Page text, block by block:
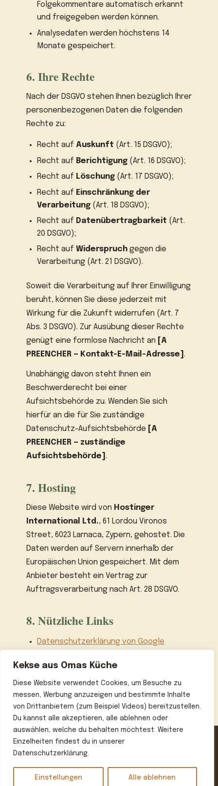
Kekse aus Omas Küche
Diese Website verwendet Cookies, um Besuche zu
messen, Werbung anzuzeigen und bestimmte Inhalte
von Drittanbietern (zum Beispiel Videos) bereitzustellen.
Du kannst alle akzeptieren, alle ablehnen oder
auswählen, welche du behalten möchtest. Weitere
Einzelheiten findest du in unserer
Datenschutzerklärung.
Einstellungen Alle ablehnen
Folgekommentare automatisch erkannt
und freigegeben werden können.
Analysedaten werden höchstens 14
Monate gespeichert.
6. Ihre Rechte
Nach der DSGVO stehen Ihnen bezüglich Ihrer
personenbezogenen Daten die folgenden
Rechte zu:
Recht auf Auskunft (Art. 15 DSGVO);
Recht auf Berichtigung (Art. 16 DSGVO);
Recht auf Löschung (Art. 17 DSGVO);
Recht auf Einschränkung der
Verarbeitung (Art. 18 DSGVO);
Recht auf Datenübertragbarkeit (Art.
20 DSGVO);
Recht aufWiderspruch gegen die
Verarbeitung (Art. 21 DSGVO).
Soweit die Verarbeitung auf Ihrer Einwilligung
beruht, können Sie diese jederzeit mit
Wirkung für die Zukunft widerrufen (Art. 7
Abs. 3 DSGVO). Zur Ausübung dieser Rechte
genügt eine formlose Nachricht an
[A
PREENCHER — Kontakt-E-Mail-Adresse] .
Unabhängig davon steht Ihnen ein
Beschwerderecht bei einer
Aufsichtsbehörde zu. Wenden Sie sich
hierfür an die für Sie zuständige
Datenschutz-Aufsichtsbehörde
[A
PREENCHER — zuständige
Aufsichtsbehörde] .
7. Hosting
Diese Website wird von Hostinger
International Ltd., 61 Lordou Vironos
Street, 6023 Larnaca, Zypern, gehostet. Die
Daten werden auf Servern innerhalb der
Europäischen Union gespeichert. Mit dem
Anbieter besteht ein Vertrag zur
Auftragsverarbeitung nach Art. 28 DSGVO.
8. Nützliche Links
Datenschutzerklärung von Google
Datenschutzerklärung von MGID